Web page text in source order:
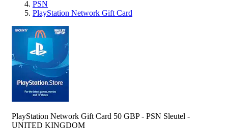
PSN
PlayStation Network Gift Card
PlayStation Network Gift Card 50 GBP - PSN Sleutel -
UNITED KINGDOM